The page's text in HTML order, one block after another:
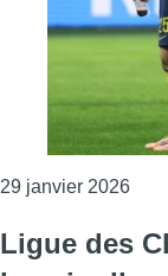
29 janvier 2026
Ligue des